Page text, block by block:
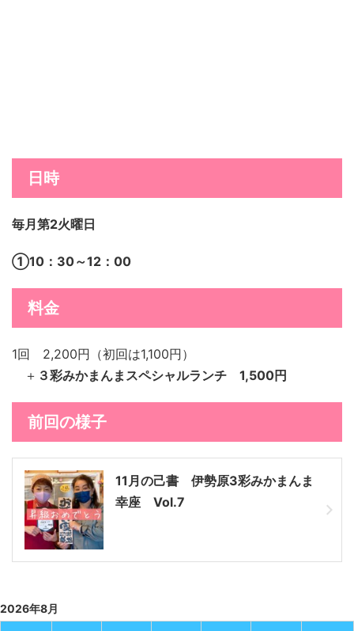
日時
毎月第2火曜日
①10：30～12：00
料金
1回 2,200円（初回は1,100円）
＋ ３彩みかまんまスペシャルランチ 1,500円
前回の様子
11月の己書 伊勢原3彩みかまんま
幸座 Vol.7
2026年8月